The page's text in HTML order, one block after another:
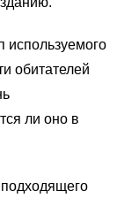
используемого
обитателей
ли оно в